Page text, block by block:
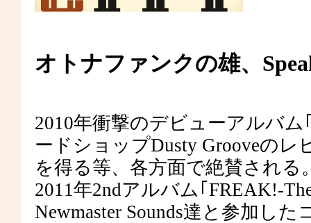
オトナファンクの雄、
2010年衝撃のデビューアルバム
ードショップDusty Grooveの
を得る等、各方面で絶賛される
2011年2ndアルバム｢FREAK!-
Newmaster Sounds達と参加し